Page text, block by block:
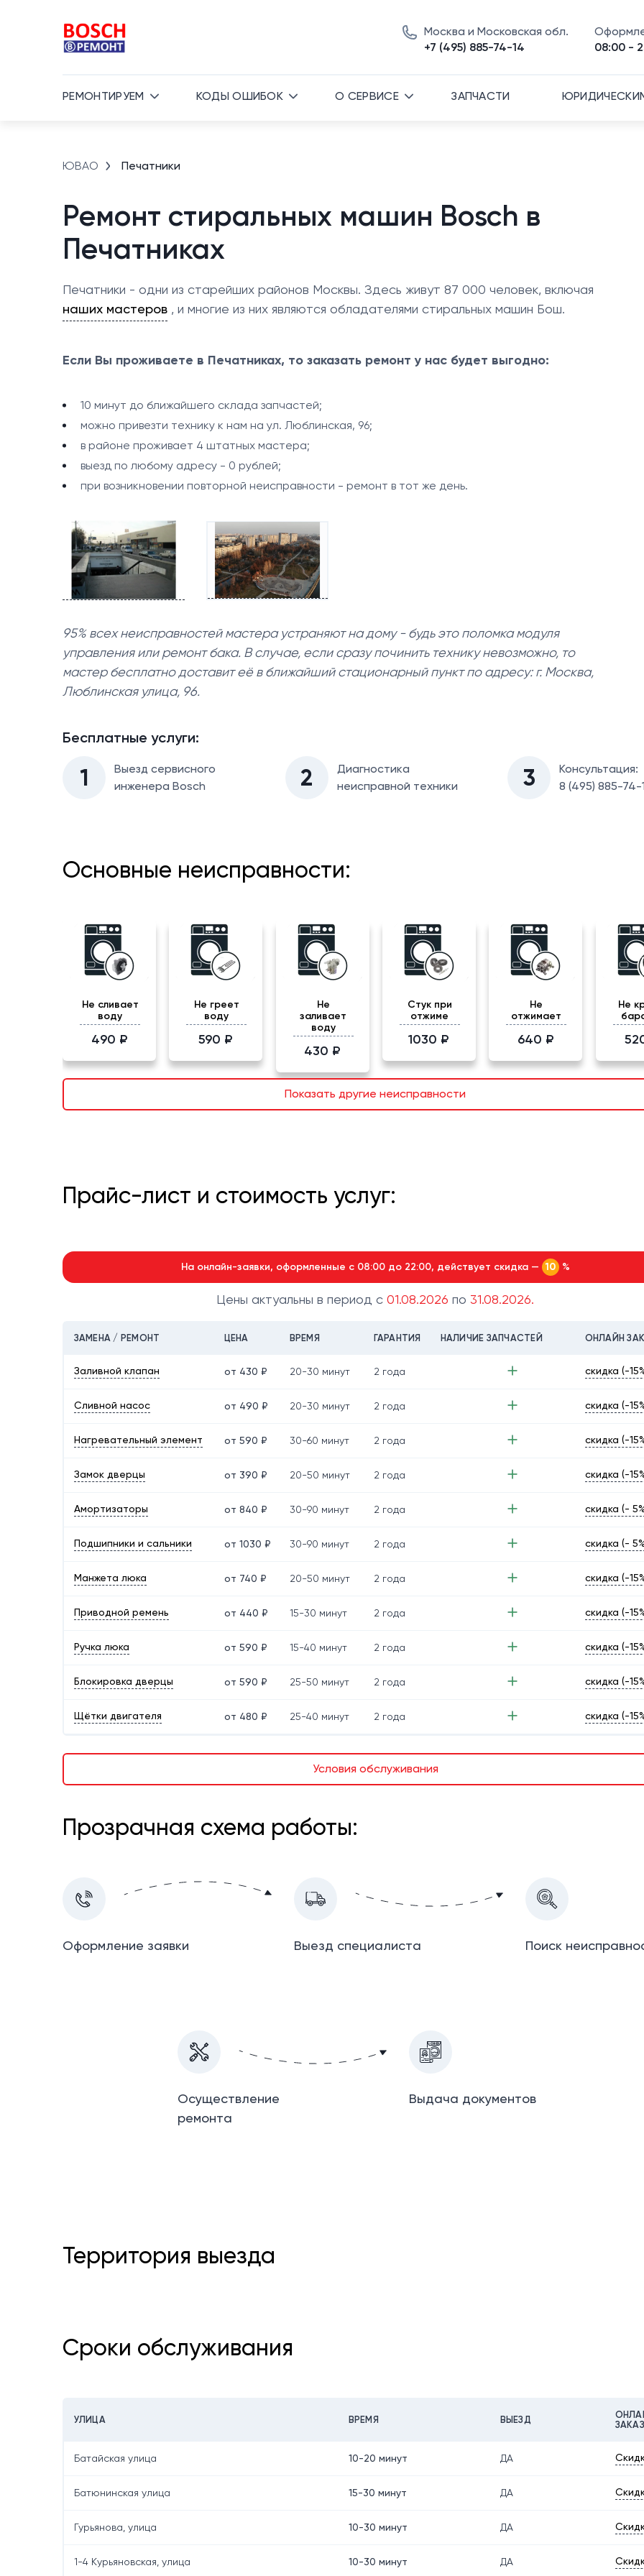
Москва и Московская обл.
+7 (495) 885-74-14
08:00 -
РЕМОНТИРУЕМ КОДЫ ОШИБОК О СЕРВИСЕ ЗАПЧАСТИ
ЮВАО Печатники
Ремонт стиральных машин Bosch в
Печатниках
Печатники - одни из старейших районов Москвы. Здесь живут 87 000 человек, включая
наших мастеров , и многие из них являются обладателями стиральных машин Бош.
Если Вы проживаете в Печатниках, то заказать ремонт у нас будет выгодно:
10 минут до ближайшего склада запчастей;
можно привезти технику к нам на ул. Люблинская, 96;
в районе проживает 4 штатных мастера;
выезд по любому адресу - 0 рублей;
при возникновении повторной неисправности - ремонт в тот же день.
95% всех неисправностей мастера устраняют на дому - будь это поломка модуля
управления или ремонт бака. В случае, если сразу починить технику невозможно, то
мастер бесплатно доставит её в ближайший стационарный пункт по адресу: г. Москва,
Люблинская улица, 96.
Бесплатные услуги:
1
Выезд сервисного
инженера Bosch
2
Диагностикa
неисправной техники
3
Консультация:
8 (495) 885-74-
Основные неисправности:
Не сливает
воду
490 ₽
Не греет
воду
590 ₽
Не
заливает
воду
430 ₽
Стук при
отжиме
1030 ₽
Не
отжимает
640 ₽
Не
Показать другие неисправности
Прайс-лист и стоимость услуг:
На онлайн-заявки, оформленные с 08:00 до 22:00, действует скидка — 10 %
Цены актуальны в период с 01.08.2026 по 31.08.2026.
ЗАМЕНА / РЕМОНТ ЦЕНА ВРЕМЯ ГАРАНТИЯ НАЛИЧИЕ ЗАПЧАСТЕЙ ОНЛАЙН
Заливной клапан от 430 ₽ 20-30 минут 2 года скидка (-
Сливной насос от 490 ₽ 20-30 минут 2 года скидка (-
Нагревательный элемент от 590 ₽ 30-60 минут 2 года скидка (-
Замок дверцы от 390 ₽ 20-50 минут 2 года скидка (-
Амортизаторы от 840 ₽ 30-90 минут 2 года скидка (-
Подшипники и сальники от 1030 ₽ 30-90 минут 2 года скидка (-
Манжета люка от 740 ₽ 20-50 минут 2 года скидка (-
Приводной ремень от 440 ₽ 15-30 минут 2 года скидка (-
Ручка люка от 590 ₽ 15-40 минут 2 года скидка (-
Блокировка дверцы от 590 ₽ 25-50 минут 2 года скидка (-
Щётки двигателя от 480 ₽ 25-40 минут 2 года скидка (-
Условия обслуживания
Прозрачная схема работы:
Оформление заявки Выезд специалиста Поиск
Осуществление
ремонта
Выдача документов
Территория выезда
Сроки обслуживания
УЛИЦА ВРЕМЯ ВЫЕЗД
ЗАКАЗ
Батайская улица 10-20 минут ДА
Батюнинская улица 15-30 минут ДА
Гурьянова, улица 10-30 минут ДА
1-4 Курьяновская, улица 10-30 минут ДА